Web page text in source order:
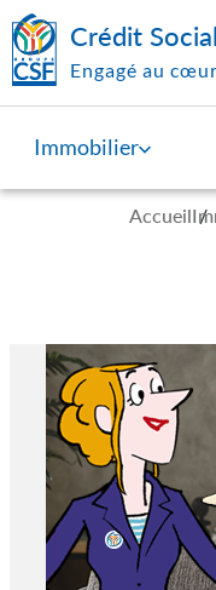
Aller au contenu principal
Crédit
Engagé au
Immobilier
Accueil